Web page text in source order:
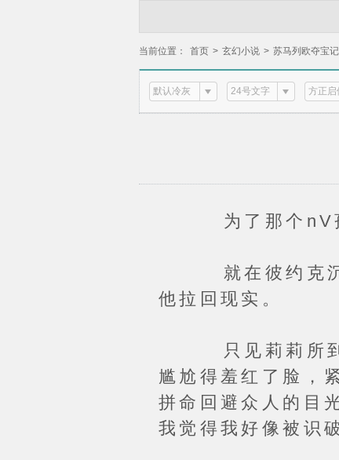
当前位置： 首页 > 玄幻小说 > 苏马列欧夺宝
默认冷灰 24号文字 方正启
为了那个nV孩，
就在彼约克沉浸
他拉回现实。
只见莉莉所到之
尴尬得羞红了脸，
拼命回避众人的目
我觉得我好像被识